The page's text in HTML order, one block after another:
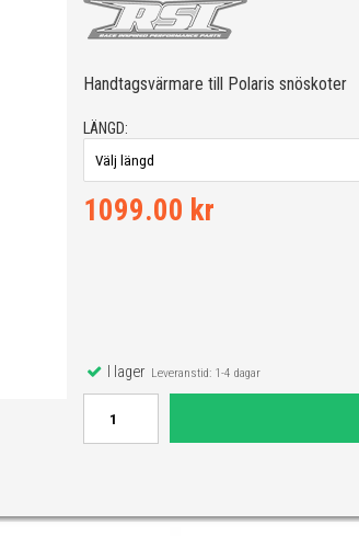
Handtagsvärmare till Polaris snöskoter
LÄNGD:
1099.00 kr
I lagerLeveranstid: 1-4 dagar